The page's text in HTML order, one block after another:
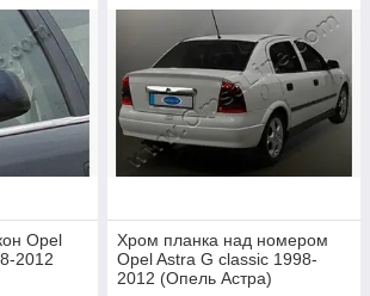
Opel
2012
Хром планка над номером
Opel Astra G classic 1998-
2012 (Опель Астра)